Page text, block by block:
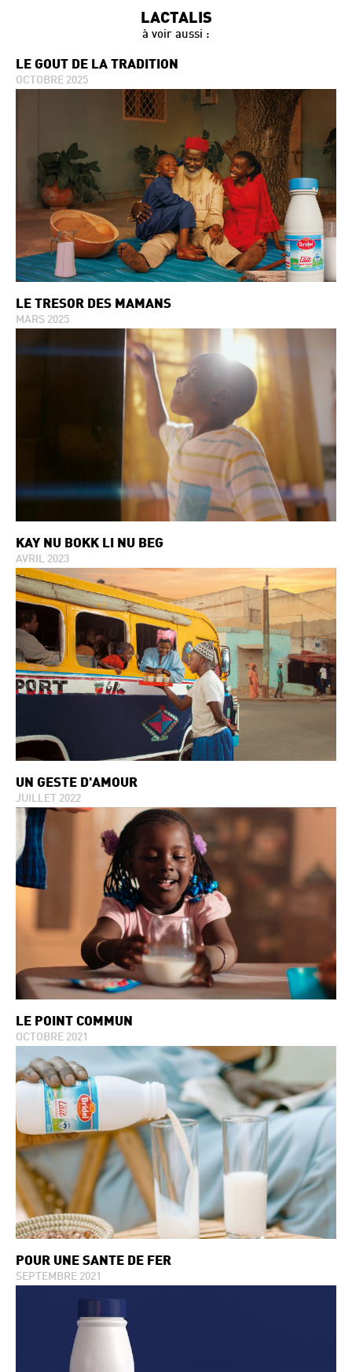
LACTALIS
à voir aussi :
LE GOÛT DE LA TRADITION
OCTOBRE 2025
LE TRÉSOR DES MAMANS
MARS 2025
KAY ÑU BOKK LI ÑU BËG
AVRIL 2023
UN GESTE D'AMOUR
JUILLET 2022
LE POINT COMMUN
OCTOBRE 2021
POUR UNE SANTÉ DE FER
SEPTEMBRE 2021